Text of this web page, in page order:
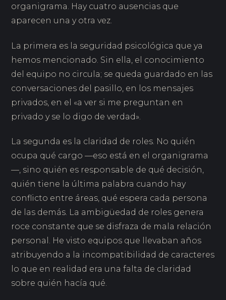
organigrama. Hay cuatro ausencias que
aparecen una y otra vez.
La primera es la seguridad psicológica que ya
hemos mencionado. Sin ella, el conocimiento
del equipo no circula; se queda guardado en las
conversaciones del pasillo, en los mensajes
privados, en el «a ver si me preguntan en
privado y se lo digo de verdad».
La segunda es la claridad de roles. No quién
ocupa qué cargo —eso está en el organigrama
—, sino quién es responsable de qué decisión,
quién tiene la última palabra cuando hay
conflicto entre áreas, qué espera cada persona
de las demás. La ambigüedad de roles genera
roce constante que se disfraza de mala relación
personal. He visto equipos que llevaban años
atribuyendo a la incompatibilidad de caracteres
lo que en realidad era una falta de claridad
sobre quién hacía qué.